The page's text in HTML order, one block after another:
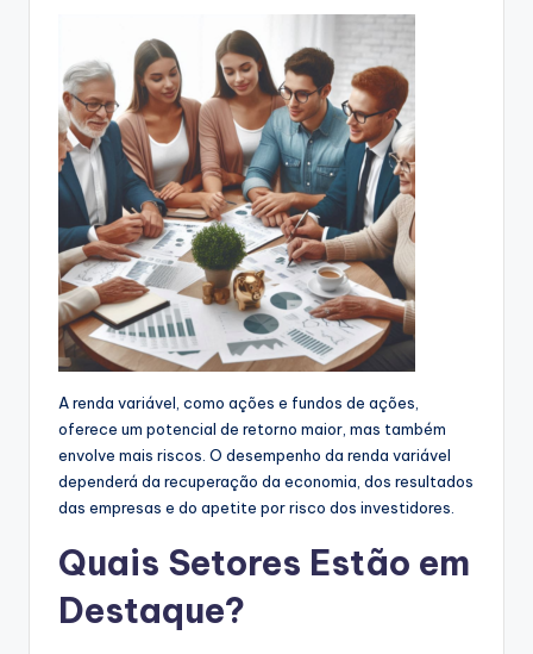
A renda variável, como ações e fundos de ações,
oferece um potencial de retorno maior, mas também
envolve mais riscos. O desempenho da renda variável
dependerá da recuperação da economia, dos resultados
das empresas e do apetite por risco dos investidores.
Quais Setores Estão em
Destaque?